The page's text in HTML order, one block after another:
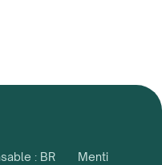
: BR
Menti